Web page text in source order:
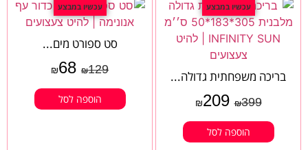
עכשיו במבצע
בריכה משפחתית גדולה...
₪399
₪209
הוספה לסל
עכשיו במבצע
סט ספורט מים...
₪129
₪68
הוספה לסל